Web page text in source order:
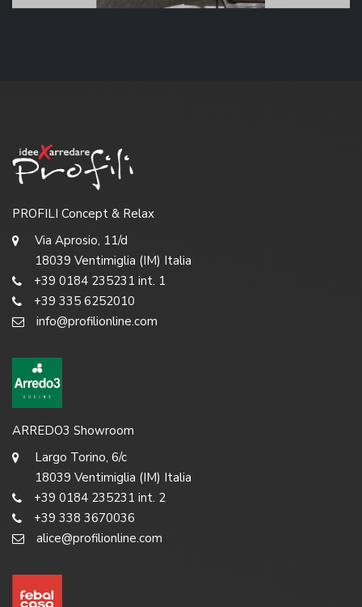
PROFILI Concept & Relax
Via Aprosio, 11/d
18039 Ventimiglia (IM) Italia
+39 0184 235231 int. 1
+39 335 6252010
info@profilionline.com
ARREDO3 Showroom
Largo Torino, 6/c
18039 Ventimiglia (IM) Italia
+39 0184 235231 int. 2
+39 338 3670036
alice@profilionline.com